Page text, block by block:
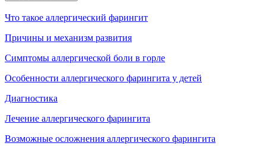
Что такое аллергический фарингит
Причины и механизм развития
Симптомы аллергической боли в горле
Особенности аллергического фарингита у детей
Диагностика
Лечение аллергического фарингита
Возможные осложнения аллергического фарингита